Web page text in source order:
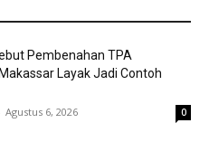
Pembenahan TPA
Layak Jadi Contoh
Agustus 6, 2026 0